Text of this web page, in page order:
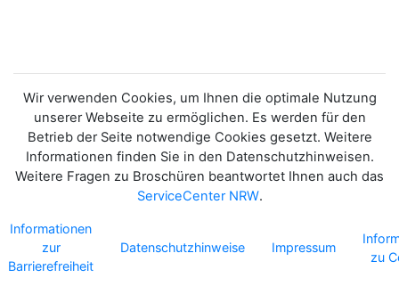
Wir verwenden Cookies, um Ihnen die optimale Nutzung
unserer Webseite zu ermöglichen. Es werden für den
Betrieb der Seite notwendige Cookies gesetzt. Weitere
Informationen finden Sie in den Datenschutzhinweisen.
Weitere Fragen zu Broschüren beantwortet Ihnen auch das
ServiceCenter NRW.
Informationen
zur
Barrierefreiheit
Datenschutzhinweise Impressum
zu